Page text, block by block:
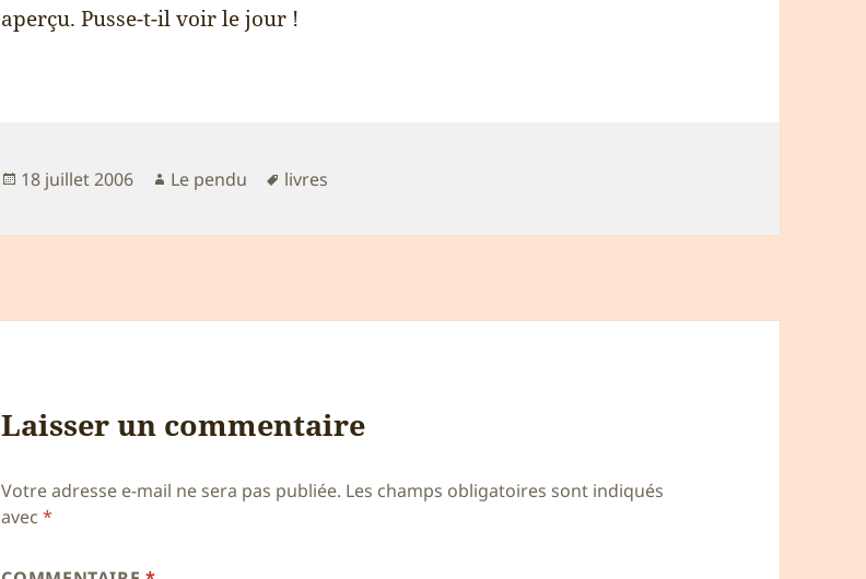
aperçu. Pusse-t-il voir le jour !
Publié
18 juillet 2006 Auteur
Le pendu
Mots-
livres
Laisser un commentaire
Votre adresse e-mail ne sera pas publiée. Les champs obligatoires sont indiqués
avec*